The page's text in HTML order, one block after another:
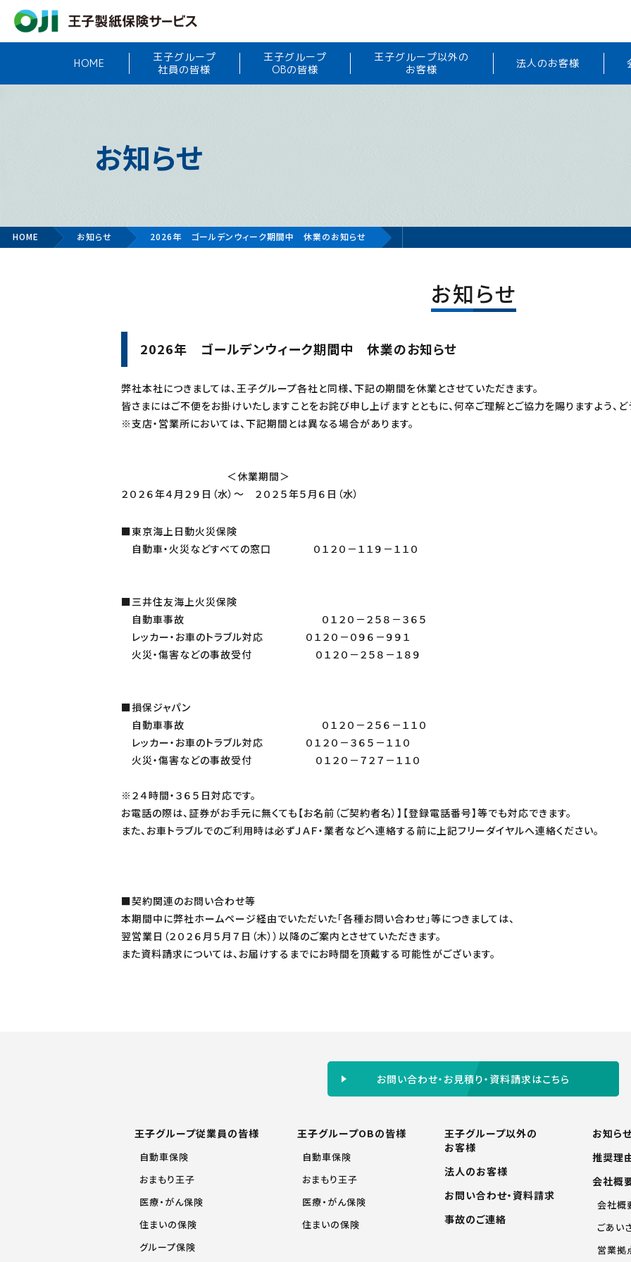
HOME
王子グループ
社員の皆様
王子グループ
OBの皆様
王子グループ以外の
お客様
法人のお客様
お知らせ
HOME お知らせ 2026年 ゴールデンウィーク期間中 休業のお知らせ
お知らせ
2026年 ゴールデンウィーク期間中 休業のお知らせ
弊社本社につきましては、王子グループ各社と同様、下記の期間を休業とさせていただきます。
皆さまにはご不便をお掛けいたしますことをお詫び申し上げますとともに、何卒ご理解とご協力を賜りますよう、ど
※支店・営業所においては、下記期間とは異なる場合があります。
＜休業期間＞
２０２６年４月２９日（水）～ ２０２５年５月６日（水）
■東京海上日動火災保険
自動車・火災などすべての窓口 ０１２０－１１９－１１０
■三井住友海上火災保険
自動車事故 ０１２０－２５８－３６５
レッカー・お車のトラブル対応 ０１２０－０９６－９９１
火災・傷害などの事故受付 ０１２０－２５８－１８９
■損保ジャパン
自動車事故 ０１２０－２５６－１１０
レッカー・お車のトラブル対応 ０１２０－３６５－１１０
火災・傷害などの事故受付 ０１２０－７２７－１１０
※２４時間・３６５日対応です。
お電話の際は、証券がお手元に無くても【お名前（ご契約者名）】【登録電話番号】等でも対応できます。
また、お車トラブルでのご利用時は必ずＪＡＦ・業者などへ連絡する前に上記フリーダイヤルへ連絡ください。
■契約関連のお問い合わせ等
本期間中に弊社ホームページ経由でいただいた「各種お問い合わせ」等につきましては、
翌営業日（２０２６月５月７日（木））以降のご案内とさせていただきます。
また資料請求については、お届けするまでにお時間を頂戴する可能性がございます。
お問い合わせ・お見積り・資料請求はこちら
王子グループ従業員の皆様
自動車保険
おまもり王子
医療・がん保険
住まいの保険
グループ保険
王子グループOBの皆様
自動車保険
おまもり王子
医療・がん保険
住まいの保険
王子グループ以外の
お客様
法人のお客様
お問い合わせ・資料請求
事故のご連絡
お知ら
推奨理
会社概
会社概
ごあい
営業拠